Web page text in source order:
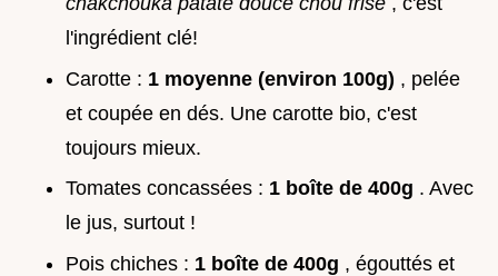
l'ingrédient clé!
Carotte : 1 moyenne (environ 100g) , pelée
et coupée en dés. Une carotte bio, c'est
toujours mieux.
Tomates concassées : 1 boîte de 400g . Avec
le jus, surtout !
Pois chiches : 1 boîte de 400g , égouttés et